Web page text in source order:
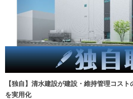
【独自】清水建設が建設・維持管理コス
を実用化